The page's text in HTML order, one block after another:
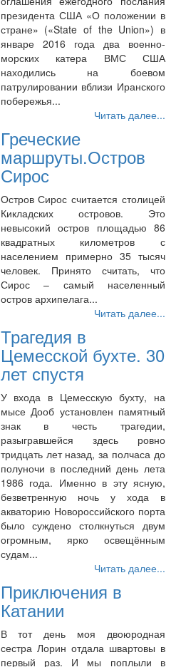
президента США «О положении в
стране» («State of the Union») в
январе 2016 года два военно-
морских катера ВМС США
находились на боевом
патрулировании вблизи Иранского
побережья...
Читать далее...
Греческие
маршруты.Остров
Сирос
Остров Сирос считается столицей
Кикладских островов. Это
невысокий остров площадью 86
квадратных километров с
населением примерно 35 тысяч
человек. Принято считать, что
Сирос – самый населенный
остров архипелага...
Читать далее...
Трагедия в
Цемесской бухте. 30
лет спустя
У входа в Цемесскую бухту, на
мысе Дооб установлен памятный
знак в честь трагедии,
разыгравшейся здесь ровно
тридцать лет назад, за полчаса до
полуночи в последний день лета
1986 года. Именно в эту ясную,
безветренную ночь у хода в
акваторию Новороссийского порта
было суждено столкнуться двум
огромным, ярко освещённым
судам...
Читать далее...
Приключения в
Катании
В тот день моя двоюродная
сестра Лорин отдала швартовы в
первый раз. И мы поплыли в